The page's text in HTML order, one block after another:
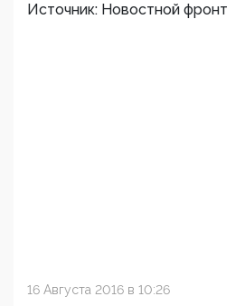
Источник: Новостной фронт
16 Августа 2016 в 10:26